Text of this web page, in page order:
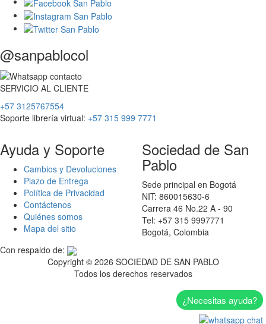
@sanpablocol
SERVICIO AL CLIENTE
+57 3125767554
Soporte librería virtual: +57 315 999 7771
Ayuda y Soporte
Cambios y Devoluciones
Plazo de Entrega
Política de Privacidad
Contáctenos
Quiénes somos
Mapa del sitio
Sociedad de San
Pablo
Sede principal en Bogotá
NIT: 860015630-6
Carrera 46 No.22 A - 90
Tel: +57 315 9997771
Bogotá, Colombia
Con respaldo de:
Copyright © 2026 SOCIEDAD DE SAN PABLO
Todos los derechos reservados
¿Necesitas ayuda?